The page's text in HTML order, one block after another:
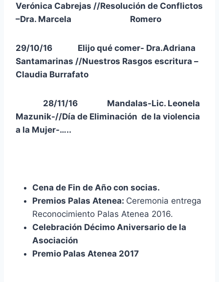
Verónica Cabrejas //Resolución de Conflictos
–Dra. Marcela Romero
29/10/16 Elijo qué comer- Dra.Adriana
Santamarinas //Nuestros Rasgos escritura –
Claudia Burrafato
28/11/16 Mandalas-Lic. Leonela
Mazunik-//Día de Eliminación de la violencia
a la Mujer-…..
Cena de Fin de Año con socias.
Premios Palas Atenea: Ceremonia entrega
Reconocimiento Palas Atenea 2016.
Celebración Décimo Aniversario de la
Asociación
Premio Palas Atenea 2017